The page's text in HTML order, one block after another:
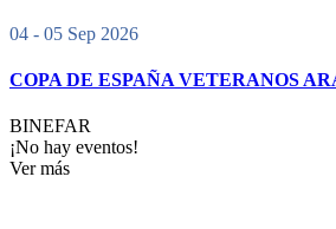
04 - 05 Sep 2026
COPA DE ESPAÑA VETERANOS
BINEFAR
¡No hay eventos!
Ver más